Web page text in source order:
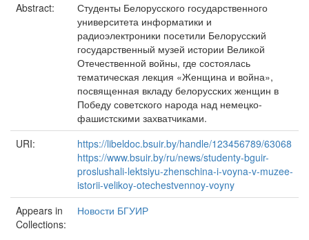
Abstract:
Студенты Белорусского государственного
университета информатики и
радиоэлектроники посетили Белорусский
государственный музей истории Великой
Отечественной войны, где состоялась
тематическая лекция «Женщина и война»,
посвященная вкладу белорусских женщин в
Победу советского народа над немецко-
фашистскими захватчиками.
URI:
https://libeldoc.bsuir.by/handle/123456789/63068
https://www.bsuir.by/ru/news/studenty-bguir-
proslushali-lektsiyu-zhenschina-i-voyna-v-muzee-
istorii-velikoy-otechestvennoy-voyny
Appears in
Collections:
Новости БГУИР